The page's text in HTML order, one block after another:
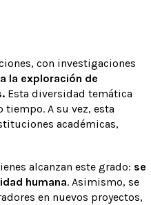
con investigaciones
la exploración de
Esta diversidad temática
A su vez, esta
académicas,
alcanzan este grado: se
humana. Asimismo, se
en nuevos proyectos,